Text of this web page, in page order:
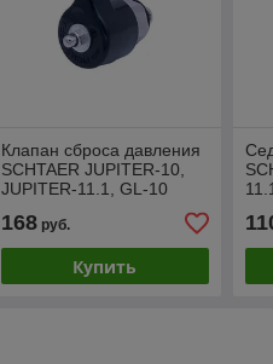
Клапан сброса давления
SCHTAER JUPITER-10,
JUPITER-11.1, GL-10
168руб.
Купить